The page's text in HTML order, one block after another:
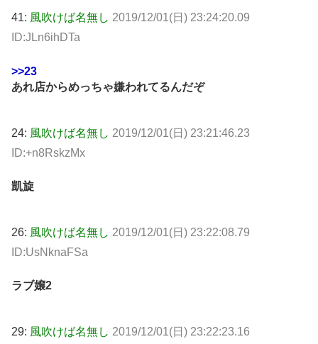
41: 風吹けば名無し 2019/12/01(日) 23:24:20.09
ID:JLn6ihDTa
>>23
あれ店からめっちゃ嫌われてるんだぞ
24: 風吹けば名無し 2019/12/01(日) 23:21:46.23
ID:+n8RskzMx
凱旋
26: 風吹けば名無し 2019/12/01(日) 23:22:08.79
ID:UsNknaFSa
ラブ嬢2
29: 風吹けば名無し 2019/12/01(日) 23:22:23.16